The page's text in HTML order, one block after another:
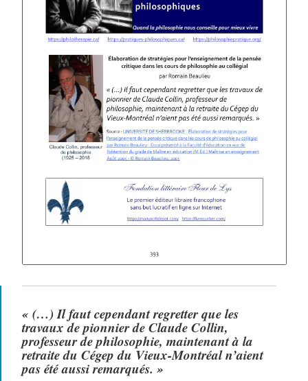
« (…) Il faut cependant regretter que les
travaux de pionnier de Claude Collin,
professeur de philosophie, maintenant à la
retraite du Cégep du Vieux-Montréal n’aient
pas été aussi remarqués. »